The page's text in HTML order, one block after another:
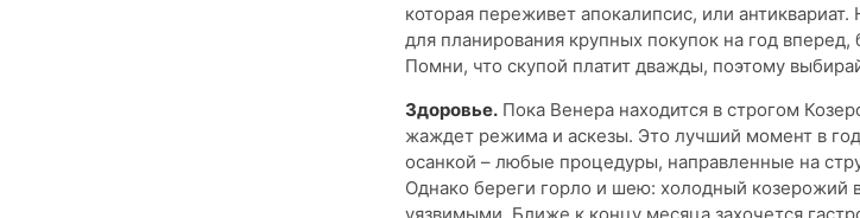
которая переживет апокалипсис, или
для планирования крупных покупок на год
Помни, что скупой платит дважды, поэтому
Здоровье.Пока Венера находится в строгом
жаждет режима и аскезы. Это лучший момент в
осанкой – любые процедуры, направленные на
Однако береги горло и шею: холодный козерожий